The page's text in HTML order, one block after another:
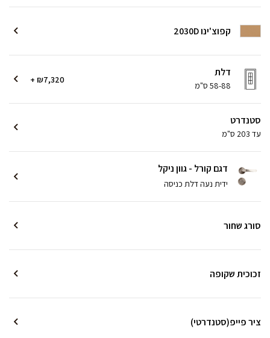
קפוצ'ינו 2030D
דלת
58-88 ס"מ
+ ₪7,320
סטנדרט
עד 203 ס"מ
דגם קורל - גוון ניקל
ידית נעה דלת כניסה
סורג שחור
זכוכית שקופה
ציר פייפ(סטנדרטי)